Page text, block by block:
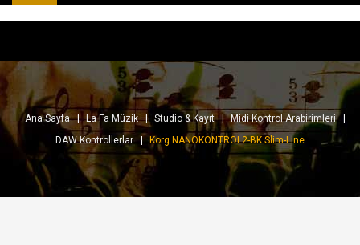
Ana Sayfa La Fa Müzik Studio & Kayıt
Midi Kontrol Arabirimleri
DAW Kontrollerlar
Korg NANOKONTROL2-BK Slim-Line